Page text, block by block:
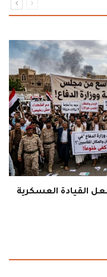
القيادة العسكرية